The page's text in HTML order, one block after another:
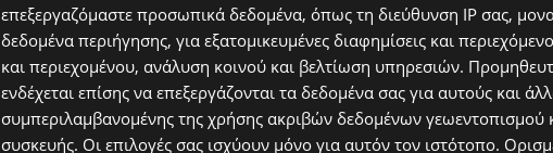
επεξεργαζόμαστε προσωπικά δεδομένα, όπως τη διεύθυνση IP σας,
δεδομένα περιήγησης, για εξατομικευμένες διαφημίσεις και
και περιεχομένου, ανάλυση κοινού και βελτίωση υπηρεσιών.
ενδέχεται επίσης να επεξεργάζονται τα δεδομένα σας για αυτούς και
συμπεριλαμβανομένης της χρήσης ακριβών δεδομένων γεωεντοπισμού
συσκευής. Οι επιλογές σας ισχύουν μόνο για αυτόν τον ιστότοπο.